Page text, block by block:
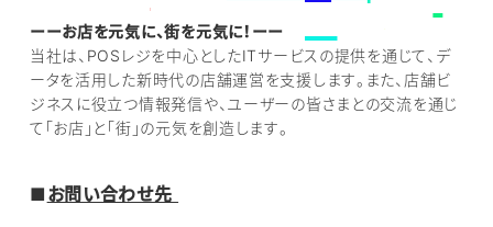
ーーお店を元気に、街を元気に！ーー
当社は、POSレジを中心としたITサービスの提供を通じて、デ
ータを活用した新時代の店舗運営を支援します。また、店舗ビ
ジネスに役立つ情報発信や、ユーザーの皆さまとの交流を通じ
て「お店」と「街」の元気を創造します。
■ お問い合わせ先